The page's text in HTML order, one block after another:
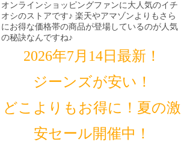
オンラインショッピングファンに大人気のイチ
オシのストアです♪ 楽天やアマゾンよりもさら
にお得な価格帯の商品が登場しているのが人気
の秘訣なんですね♪
2026年7月14日最新！
ジーンズが安い！
どこよりもお得に！夏の激
安セール開催中！